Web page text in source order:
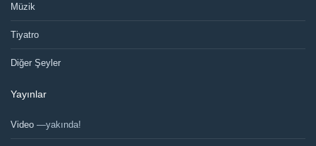
Müzik
Tiyatro
Diğer Şeyler
Yayınlar
Video —yakında!